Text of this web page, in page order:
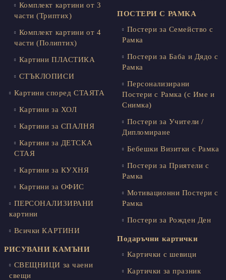
Комплект картини от 3
части (Триптих)
Комплект картини от 4
части (Полиптих)
Картини ПЛАСТИКА
СТЪКЛОПИСИ
Картини според СТАЯТА
Картини за ХОЛ
Картини за СПАЛНЯ
Картини за ДЕТСКА
СТАЯ
Картини за КУХНЯ
Картини за ОФИС
ПЕРСОНАЛИЗИРАНИ
картини
Всички КАРТИНИ
РИСУВАНИ КАМЪНИ
СВЕЩНИЦИ за чаени
свещи
ПОСТЕРИ С РАМКА
Постери за Семейство с
Рамка
Постери за Баба и Дядо с
Рамка
Персонализирани
Постери с Рамка (с Име и
Снимка)
Постери за Учители /
Дипломиране
Бебешки Визитки с Рамка
Постери за Приятели с
Рамка
Мотивационни Постери с
Рамка
Постери за Рожден Ден
Подаръчни картички
Картички с шевици
Картички за празник